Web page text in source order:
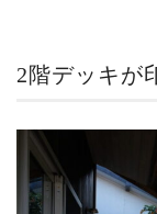
2階デッキが